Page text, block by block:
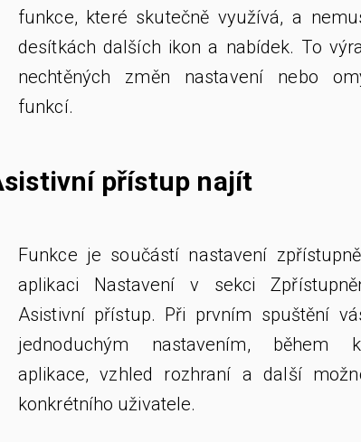
funkce, které skutečně využívá, a
desítkách dalších ikon a nabídek. To
nechtěných změn nastavení nebo
funkcí.
přístup najít
Funkce je součástí nastavení
aplikaci Nastavení v sekci
Asistivní přístup. Při prvním spuštění
jednoduchým nastavením, během
aplikace, vzhled rozhraní a další
konkrétního uživatele.